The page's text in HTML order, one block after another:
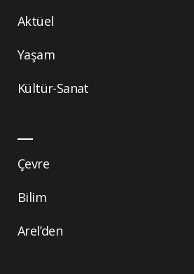
Aktüel
Yaşam
Kültür-Sanat
Çevre
Bilim
Arel’den